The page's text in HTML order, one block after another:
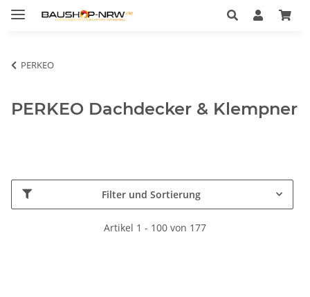
PERKEO
PERKEO Dachdecker & Klempner
Filter und Sortierung
Artikel 1 - 100 von 177